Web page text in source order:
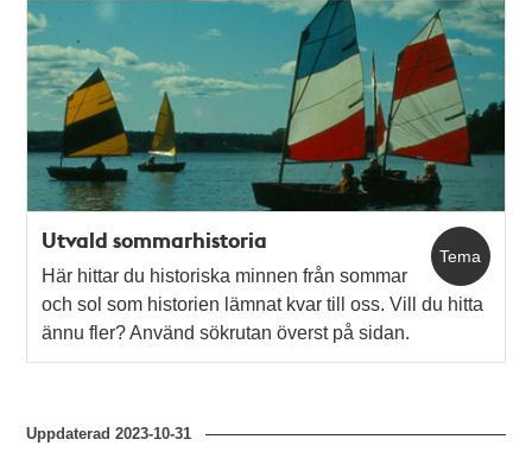
Tema
Utvald sommarhistoria
Här hittar du historiska minnen från sommar
och sol som historien lämnat kvar till oss. Vill du hitta
ännu fler? Använd sökrutan överst på sidan.
Uppdaterad2023-10-31